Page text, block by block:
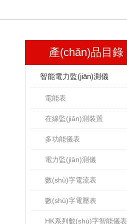
產(chǎn)品目錄
智能電力監(jiān)測儀
電能表
在線監(jiān)測裝置
多功能儀表
電力監(jiān)測儀
數(shù)字電流表
數(shù)字電壓表
HK系列數(shù)字智能儀表